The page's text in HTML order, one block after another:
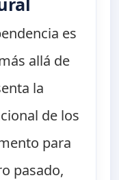
es
allá de
la
de los
para
pasado,